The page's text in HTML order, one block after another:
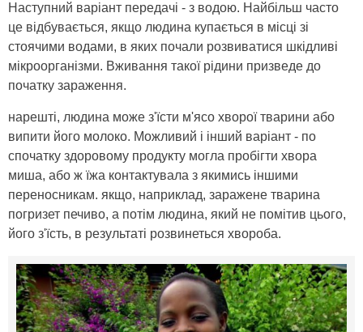
Наступний варіант передачі - з водою. Найбільш часто
це відбувається, якщо людина купається в місці зі
стоячими водами, в яких почали розвиватися шкідливі
мікроорганізми. Вживання такої рідини призведе до
початку зараження.
нарешті, людина може з'їсти м'ясо хворої тварини або
випити його молоко. Можливий і інший варіант - по
спочатку здоровому продукту могла пробігти хвора
миша, або ж їжа контактувала з якимись іншими
переносникам. якщо, наприклад, заражене тварина
погризет печиво, а потім людина, який не помітив цього,
його з'їсть, в результаті розвинеться хвороба.